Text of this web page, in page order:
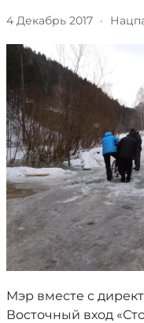
4 Декабрь 2017 ·
Мэр вместе с
Восточный вход